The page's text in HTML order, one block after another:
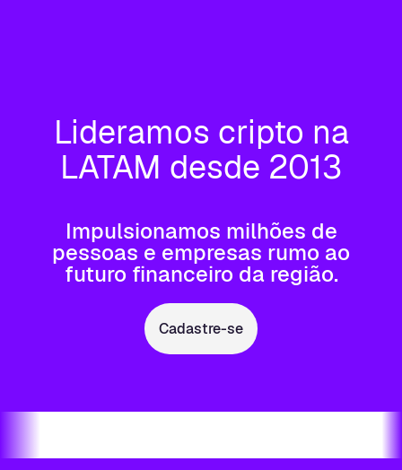
Lideramos cripto na
LATAM desde 2013
Impulsionamos milhões de
pessoas e empresas rumo ao
futuro financeiro da região.
Cadastre-se